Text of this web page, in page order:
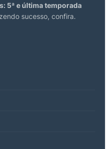
5ª e última temporada
sucesso, confira.